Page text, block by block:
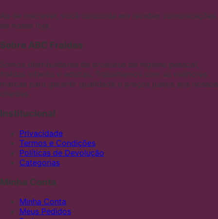
Ao se inscrever, você concorda em receber comunicações
de nossa loja.
Sobre ABC Fraldas
Somos distribuidores de produtos de higiene pessoal,
fraldas infantis e adultas. Trabalhamos com as melhores
marcas para garantir qualidade e preços justos aos nossos
clientes
Institucional
Privacidade
Termos e Condições
Políticas de Devolução
Categorias
Minha Conta
Minha Conta
Meus Pedidos